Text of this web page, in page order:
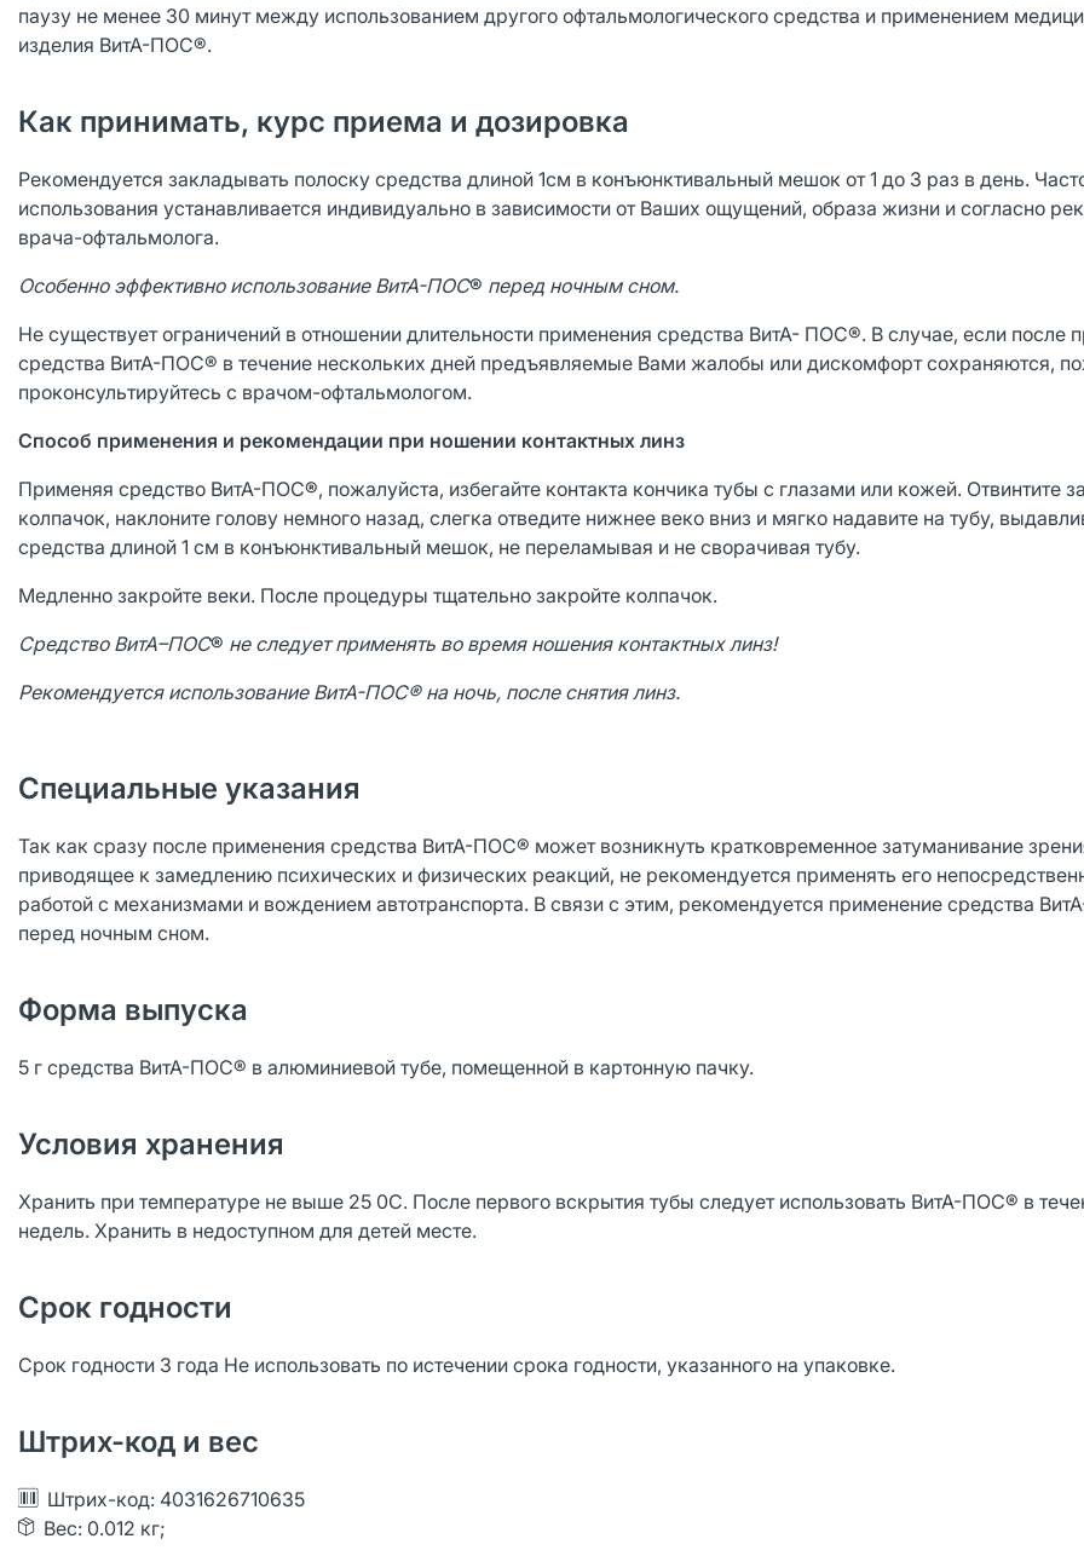
паузу не менее 30 минут между использованием другого офтальмологического средства и применением
изделия ВитА-ПОС®.
Как принимать, курс приема и дозировка
Рекомендуется закладывать полоску средства длиной 1см в конъюнктивальный мешок от 1 до 3 раз в день.
использования устанавливается индивидуально в зависимости от Ваших ощущений, образа жизни и согласно
врача-офтальмолога.
Особенноэффективно использование ВитА-ПОС® передночным сном.
Не существует ограничений в отношении длительности применения средства ВитА- ПОС®. В случае, если после
средства ВитА-ПОС® в течение нескольких дней предъявляемые Вами жалобы или дискомфорт сохраняются,
проконсультируйтесь с врачом-офтальмологом.
Способ применения и рекомендации при ношении контактных линз
Применяя средство ВитА-ПОС®, пожалуйста, избегайте контакта кончика тубы с глазами или кожей. Отвинтите
колпачок, наклоните голову немного назад, слегка отведите нижнее веко вниз и мягко надавите на тубу,
средства длиной 1 см в конъюнктивальный мешок, не переламывая и не сворачивая тубу.
Медленно закройте веки. После процедуры тщательно закройте колпачок.
СредствоВитА–ПОС® не следует применять во время ношения контактных линз!
Рекомендуется использование ВитА-ПОС® на ночь, после снятия линз.
Специальные указания
Так как сразу после применения средства ВитА-ПОС® может возникнуть кратковременное затуманивание
приводящее к замедлению психических и физических реакций, не рекомендуется применять его
работой с механизмами и вождением автотранспорта. В связи с этим, рекомендуется применение средства
перед ночным сном.
Форма выпуска
5 г средства ВитА-ПОС® в алюминиевой тубе, помещенной в картонную пачку.
Условия хранения
Хранить при температуре не выше 25 0C. После первого вскрытия тубы следует использовать ВитА-ПОС® в
недель. Хранить в недоступном для детей месте.
Срок годности
Срок годности 3 года Не использовать по истечении срока годности, указанного на упаковке.
Штрих-код и вес
Штрих-код: 4031626710635
Вес: 0.012 кг;